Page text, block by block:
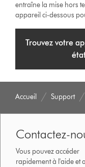
entraîne la mise hors
appareil ci-dessous
Trouvez votre
Accueil Support
Contactez-
Vous pouvez accéder
rapidement à l'aide et